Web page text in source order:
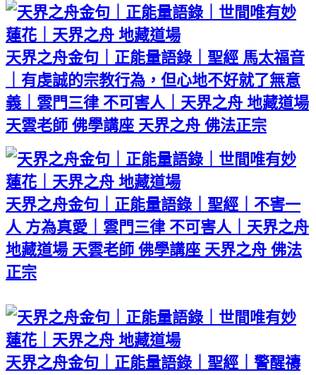
天界之舟金句｜正能量語錄｜聖經 馬太福音
｜有虔誠的宗教行為，但心地不好就了無意
義｜雲門三律 不可害人｜天界之舟 地藏道場
天雲老師 佛學講座 天界之舟 佛法正宗
天界之舟金句｜正能量語錄｜聖經｜不害一
人 方為真愛｜雲門三律 不可害人｜天界之舟
地藏道場 天雲老師 佛學講座 天界之舟 佛法
正宗
天界之舟金句｜正能量語錄｜聖經｜警醒禱